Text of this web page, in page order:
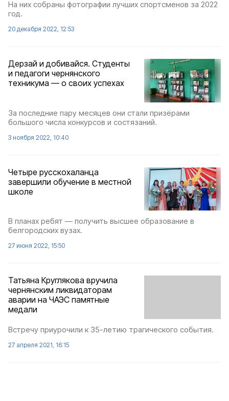
На них собраны фотографии лучших спортсменов за 2022
год.
20 декабря 2022, 12:53
Дерзай и добивайся. Студенты
и педагоги чернянского
техникума — о своих успехах
За последние пару месяцев они стали призёрами
большого числа конкурсов и состязаний.
3 ноября 2022, 10:40
Четыре русскохаланца
завершили обучение в местной
школе
В планах ребят — получить высшее образование в
белгородских вузах.
27 июня 2022, 15:50
Татьяна Круглякова вручила
чернянским ликвидаторам
аварии на ЧАЭС памятные
медали
Встречу приурочили к 35-летию трагического события.
27 апреля 2021, 16:15